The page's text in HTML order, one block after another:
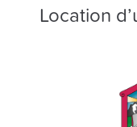
Location